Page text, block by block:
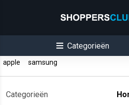
Categorieën
apple samsung
Categorieën